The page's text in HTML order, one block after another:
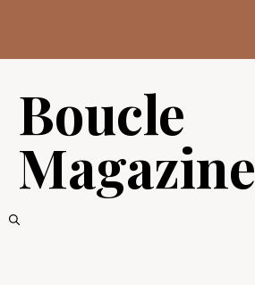
contenu
Boucle
Magazine